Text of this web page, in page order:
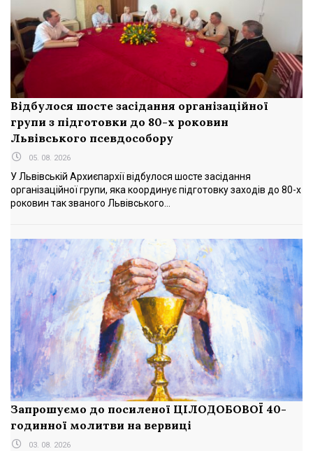
Відбулося шосте засідання організаційної
групи з підготовки до 80-х роковин
Львівського псевдособору
05. 08. 2026
У Львівській Архиєпархії відбулося шосте засідання
організаційної групи, яка координує підготовку заходів до 80-х
роковин так званого Львівського...
Запрошуємо до посиленої ЦІЛОДОБОВОЇ 40-
годинної молитви на вервиці
03. 08. 2026